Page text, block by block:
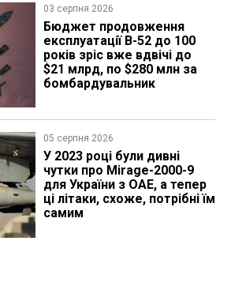
03 серпня 2026
Бюджет продовження
експлуатації B-52 до 100
років зріс вже вдвічі до
$21 млрд, по $280 млн за
бомбардувальник
05 серпня 2026
У 2023 році були дивні
чутки про Mirage-2000-9
для України з ОАЕ, а тепер
ці літаки, схоже, потрібні їм
самим